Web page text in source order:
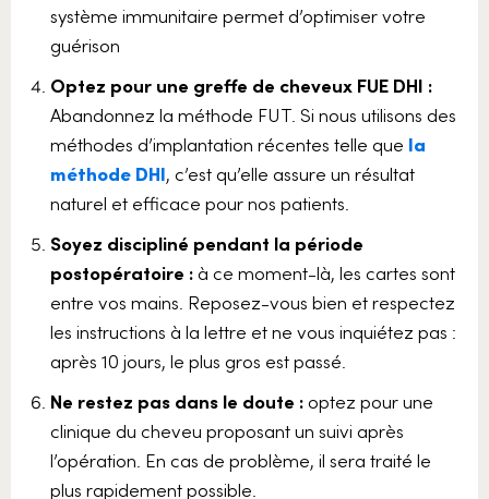
système immunitaire permet d’optimiser votre
guérison
Optez pour une greffe de cheveux FUE DHI :
Abandonnez la méthode FUT. Si nous utilisons des
méthodes d’implantation récentes telle que la
méthode DHI, c’est qu’elle assure un résultat
naturel et efficace pour nos patients.
Soyez discipliné pendant la période
postopératoire :à ce moment-là, les cartes sont
entre vos mains. Reposez-vous bien et respectez
les instructions à la lettre et ne vous inquiétez pas :
après 10 jours, le plus gros est passé.
Ne restez pas dans le doute :optez pour une
clinique du cheveu proposant un suivi après
l’opération. En cas de problème, il sera traité le
plus rapidement possible.